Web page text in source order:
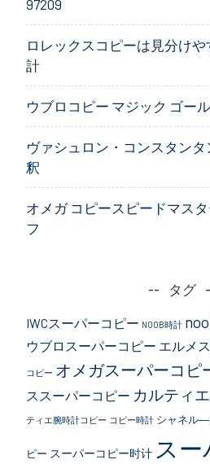
ン
97209
ロレックスコピーは見分けや
計
ウブロコピー マジック ゴー
ヴァシュロン・コンスタン
釈
オメガ コピースピードマス
フ
タグ
IWCスーパーコピー NOOB時計
ウブロスーパーコピー エルメ
コピー オメガスーパーコピ
ススーパーコピー カルティ
ティエ腕時計コピー コピー時計 シャネル―
ピー スーパーコピー时计 ス